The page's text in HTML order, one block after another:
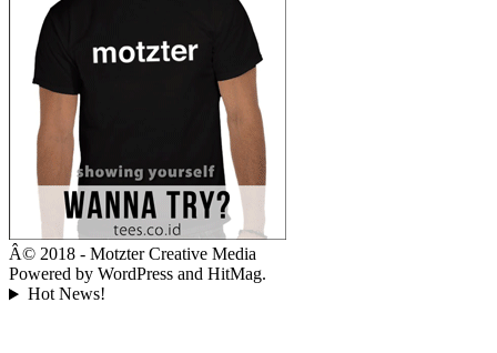
Â© 2018 - Motzter Creative Media
Powered by WordPress and HitMag.
Hot News!